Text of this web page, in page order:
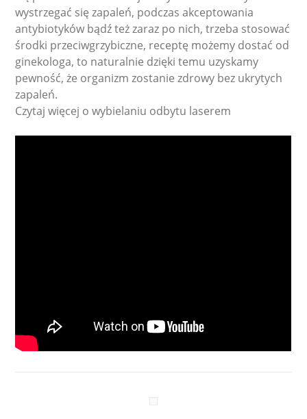
wystrzegać się zapaleń, podczas akceptowania
antybiotyków bądź też zaraz po nich, trzeba stosować
środki przeciwgrzybiczne, receptę możemy dostać od
ginekologa, to naturalnie dzięki temu uzyskamy
pewność, że organizm zostanie zdrowy bez ukrytych
zapaleń.
Czytaj więcej o wybielaniu odbytu laserem